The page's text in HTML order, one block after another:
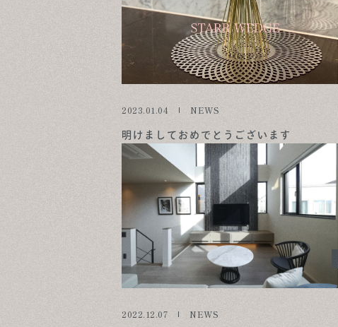
2023.01.04 NEWS
明けましておめでとうございます
2022.12.07 NEWS